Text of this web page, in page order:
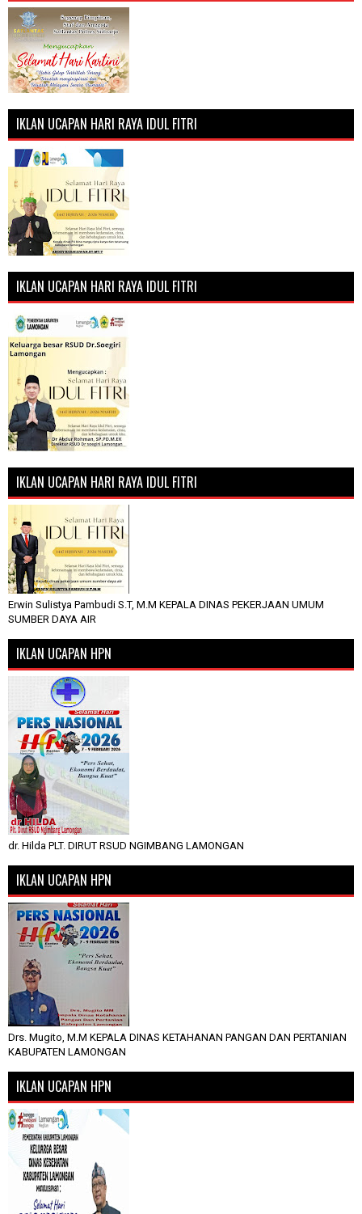
IKLAN UCAPAN HARI RAYA IDUL FITRI
IKLAN UCAPAN HARI RAYA IDUL FITRI
IKLAN UCAPAN HARI RAYA IDUL FITRI
Erwin Sulistya Pambudi S.T, M.M KEPALA DINAS PEKERJAAN UMUM
SUMBER DAYA AIR
IKLAN UCAPAN HPN
dr. Hilda PLT. DIRUT RSUD NGIMBANG LAMONGAN
IKLAN UCAPAN HPN
Drs. Mugito, M.M KEPALA DINAS KETAHANAN PANGAN DAN PERTANIAN
KABUPATEN LAMONGAN
IKLAN UCAPAN HPN